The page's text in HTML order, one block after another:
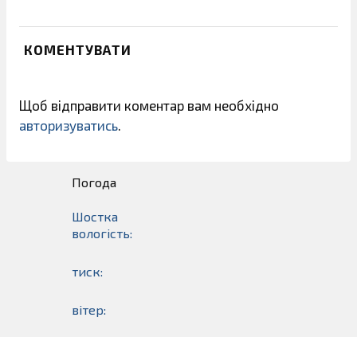
КОМЕНТУВАТИ
Щоб відправити коментар вам необхідно
авторизуватись
Погода
Шостка
вологість:
тиск:
вітер: